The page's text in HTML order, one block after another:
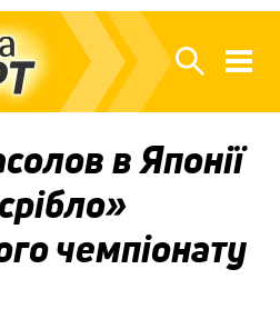
в Японії
чемпіонату